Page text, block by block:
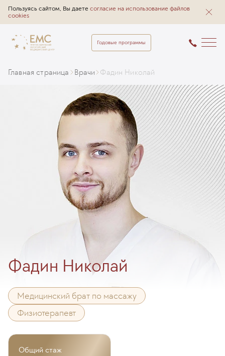
Пользуясь сайтом, Вы даете согласие на использование файлов
cookies
Годовые программы
Главная страница Врачи Фадин Николай
Фадин Николай
Медицинский брат по массажу
Физиотерапевт
Общий стаж